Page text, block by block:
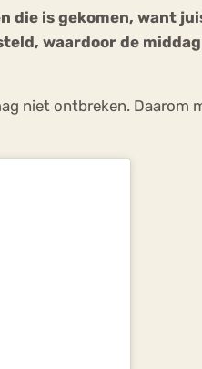
die is gekomen, want
waardoor de
niet ontbreken. Daarom